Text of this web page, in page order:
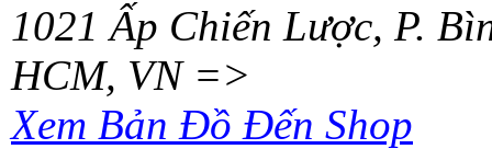
1021 Ấp Chiến Lược, P.
HCM, VN=>
Xem Bản Đồ Đến Shop